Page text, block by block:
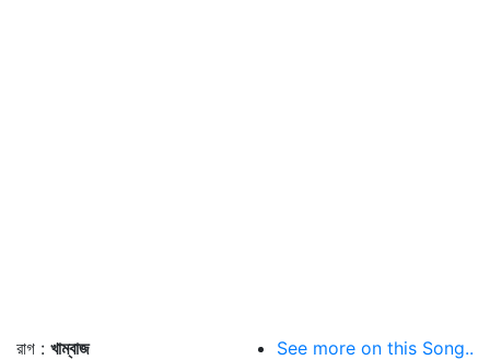
রাগ : খাম্বাজ
See more on this Song..